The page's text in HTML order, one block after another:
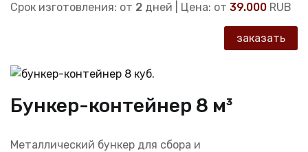
Срок изготовления: от 2 дней | Цена: от 39.000 RUB
заказать
Бункер-контейнер 8 м³
Металлический бункер для сбора и